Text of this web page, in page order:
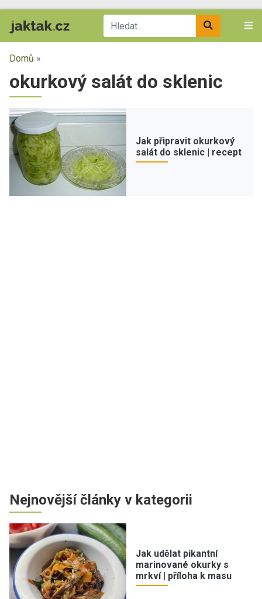
Domů »
okurkový salát do sklenic
Jak připravit okurkový
salát do sklenic | recept
Nejnovější články v kategorii
Jak udělat pikantní
marinované okurky s
mrkví | příloha k masu